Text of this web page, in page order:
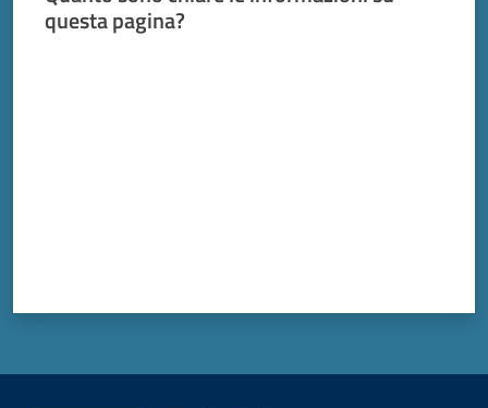
questa pagina?